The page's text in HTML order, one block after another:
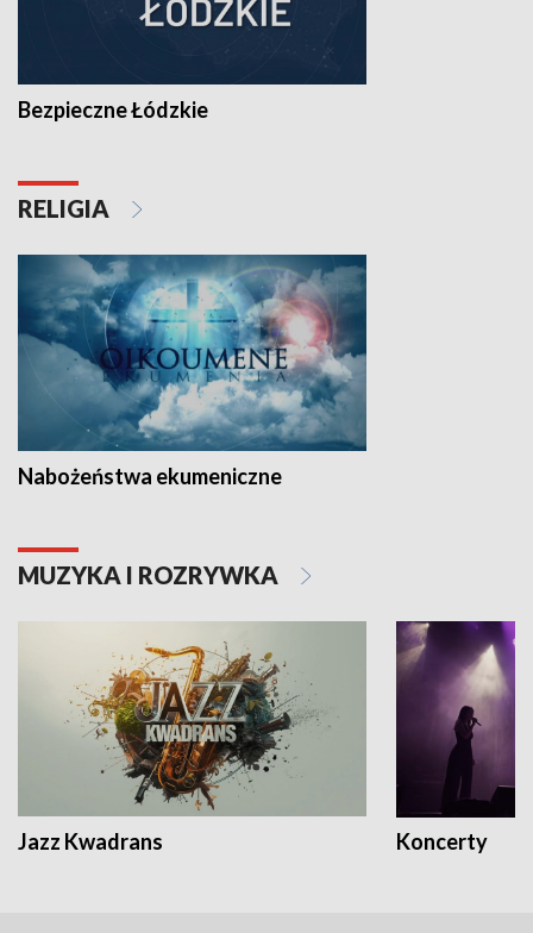
Bezpieczne Łódzkie
RELIGIA
Nabożeństwa ekumeniczne
MUZYKA I ROZRYWKA
Jazz Kwadrans Koncerty